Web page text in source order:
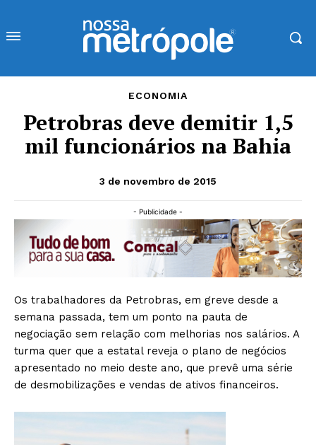
ECONOMIA
Petrobras deve demitir 1,5
mil funcionários na Bahia
3 de novembro de 2015
- Publicidade -
Os trabalhadores da Petrobras, em greve desde a
semana passada, tem um ponto na pauta de
negociação sem relação com melhorias nos salários. A
turma quer que a estatal reveja o plano de negócios
apresentado no meio deste ano, que prevê uma série
de desmobilizações e vendas de ativos financeiros.